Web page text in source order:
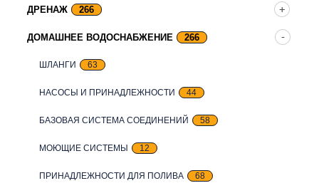
ДРЕНАЖ 266
ДОМАШНЕЕ ВОДОСНАБЖЕНИЕ 266
ШЛАНГИ 63
НАСОСЫ И ПРИНАДЛЕЖНОСТИ 44
БАЗОВАЯ СИСТЕМА СОЕДИНЕНИЙ 58
МОЮЩИЕ СИСТЕМЫ 12
ПРИНАДЛЕЖНОСТИ ДЛЯ ПОЛИВА 68